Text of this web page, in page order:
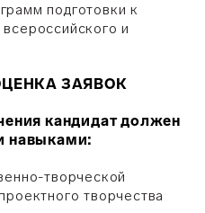
подготовки к
и
ЗАЯВОК
кандидат должен
навыками:
творческой
творчества